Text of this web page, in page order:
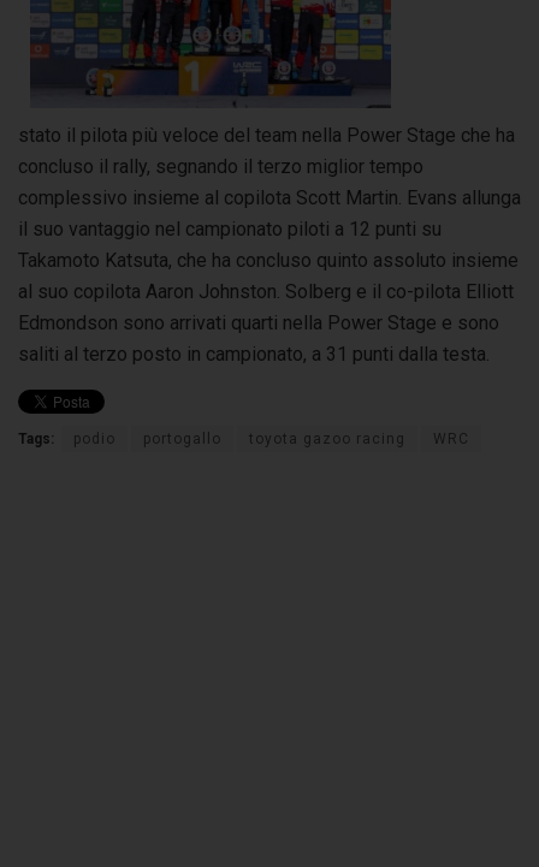
stato il pilota più veloce del team nella Power Stage che ha
concluso il rally, segnando il terzo miglior tempo
complessivo insieme al copilota Scott Martin. Evans allunga
il suo vantaggio nel campionato piloti a 12 punti su
Takamoto Katsuta, che ha concluso quinto assoluto insieme
al suo copilota Aaron Johnston. Solberg e il co-pilota Elliott
Edmondson sono arrivati quarti nella Power Stage e sono
saliti al terzo posto in campionato, a 31 punti dalla testa.
Tags: podio portogallo toyota gazoo racing WRC